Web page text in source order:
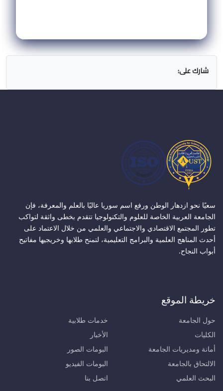
شارك على:
سعيًا نحو ازدهار الوطن ورفع اسم سوريا عاليًا بالعلم والمعرفة، فإن
الجامعة العربية الخاصة للعلوم والتكنولوجيا تتقدم بخطى واثقة لتواكب
تطور المجتمع الاقتصادي والاجتماعي والعلمي من خلال الاعتماد على
أحدث المناهج العلمية والبرامج التعليمية، لتمنح طلابها وخريجيها مفاتيح
أبواب النجاح.
خريطة الموقع
حول الجامعة
الكليات
أمانة ومديريات الجامعة
الالتحاق بالجامعة
البحث العلمي
خدمات طلابية
الأخبار
البومات الصور
البومات الفيديو
اتصل بنا